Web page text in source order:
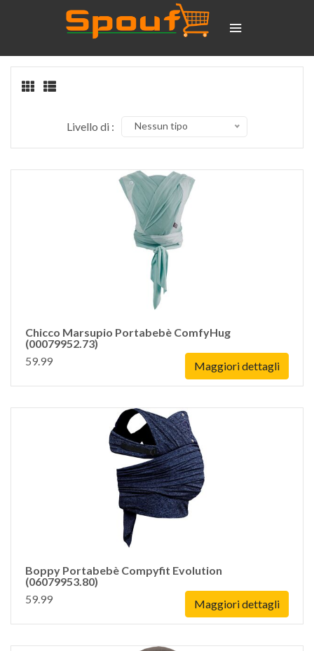
Livello di : Nessun tipo
Chicco Marsupio Portabebè ComfyHug
(00079952.73)
59.99
Maggiori dettagli
Boppy Portabebè Compyfit Evolution
(06079953.80)
59.99
Maggiori dettagli